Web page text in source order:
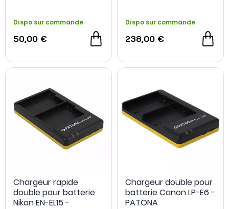
Dispo sur commande
50,00 €
Dispo sur commande
238,00 €
Chargeur rapide
double pour batterie
Nikon EN-EL15 -
Chargeur double pour
batterie Canon LP-E6 -
PATONA